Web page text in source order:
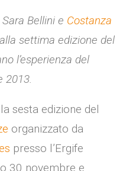
Bellini e Costanza
settima edizione del
l’esperienza del
2013.
sesta edizione del
organizzato da
presso l’Ergife
30 novembre e